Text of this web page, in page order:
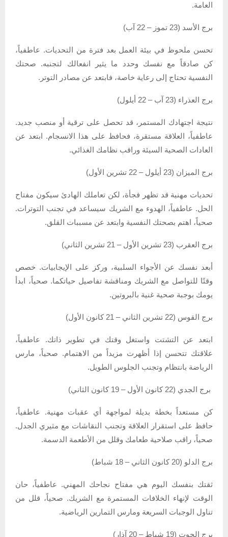
العامة.
برج الأسد (23 تموز – 22 آب)
تحسن ملحوظ في بيئة العمل بعد فترة من التحديات. عاطفياً،
كن صادقاً مع نفسك وحدد ما يثير انفعالك لتجنبه. صحتك
النفسية تحتاج إلى رعاية خاصة، فابتعد عن مصادر التوتر.
برج العذراء (23 آب – 22 أيلول)
نتيجة اجتهادك المستمر، قد تحصل على ترقية أو منصب جديد.
عاطفياً، العلاقة مستقرة، فحافظ على هذا الانسجام. ابتعد عن
العادات الصحية السيئة وراقب نظامك الغذائي.
برج الميزان (23 أيلول – 22 تشرين الأول)
تحديات مهنية قد تظهر فجأة، لكن تعاملك الهادئ سيكون مفتاح
الحل. عاطفياً، الهدوء مع الشريك سيساعد في تجنب التوترات.
صحياً، اهتم بصحتك النفسية وابتعد عن مسببات القلق.
برج العقرب (23 تشرين الأول – 21 تشرين الثاني)
أبعد نفسك عن الأجواء السلبية، وركز على الإيجابيات. خصص
وقتًا للتواصل مع الشريك ومناقشة تفاصيل حياتكما. صحياً، ابدأ
يومك بوجبة صحية غنية بالبروتين.
برج القوس (22 تشرين الثاني – 21 كانون الأول)
ابتعد عن التشتت واستغل وقتك في تطوير ذاتك. عاطفياً،
علاقتك تتحسن إذا أظهرت مزيداً من الاهتمام. صحياً، مارس
الرياضة بانتظام وتجنب الجلوس الطويل.
برج الجدي (22 كانون الأول – 19 كانون الثاني)
كن مستعداً بخطة بديلة لمواجهة أي عقبات مهنية. عاطفياً،
حافظ على استقرار العلاقة وتجنب النقاشات مع مثيري الجدل.
صحياً، راقب صلاحية طعامك وقلل من الأطعمة الدسمة.
برج الدلو (20 كانون الثاني – 18 شباط)
ثقتك بنفسك اليوم هي مفتاح نجاحك المهني. عاطفياً، حان
الوقت لإنهاء الخلافات المستمرة مع الشريك. صحياً، قلل من
تناول الوجبات السريعة ومارس التمارين الرياضية.
برج الحوت (19 شباط – 20 آذار)